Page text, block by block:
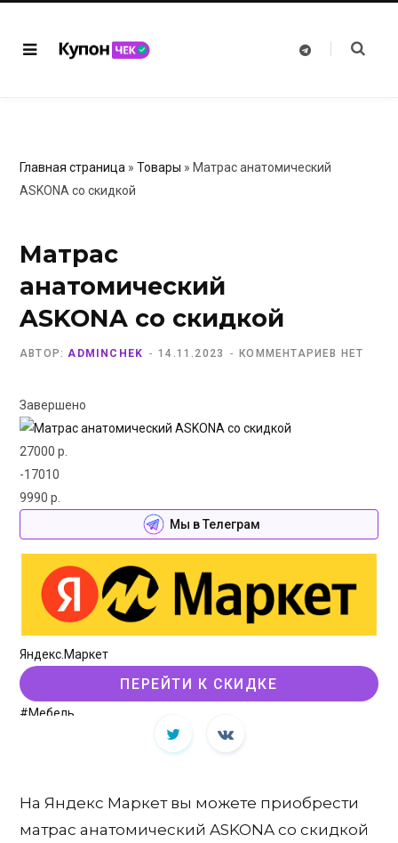
T
Главная страница » Товары » Матрас анатомический
ASKONA со скидкой
Матрас
анатомический
ASKONA со скидкой
АВТОР: ADMINCHEK 14.11.2023 КОММЕНТАРИЕВ НЕТ
Завершено
27000 р.
-17010
9990 р.
Мы в Телеграм
Яндекс.Маркет
ПЕРЕЙТИ К СКИДКЕ
#Мебель
На Яндекс Маркет вы можете приобрести
матрас анатомический ASKONA со скидкой